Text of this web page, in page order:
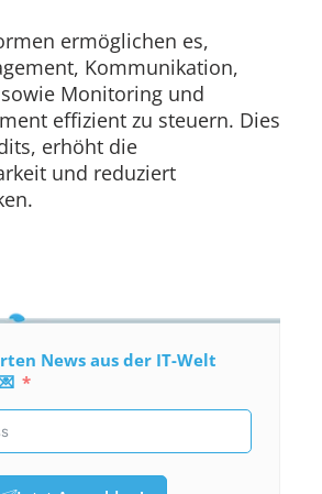
ermöglichen es,
Kommunikation,
Monitoring und
effizient zu steuern. Dies
erhöht die
und reduziert
News aus der IT-Welt